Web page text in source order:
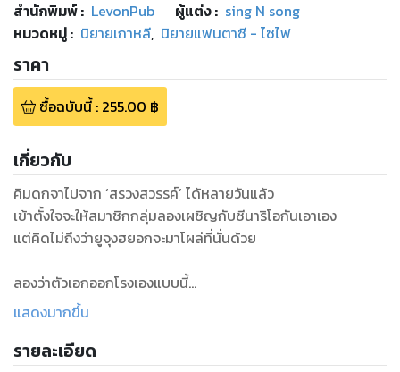
สำนักพิมพ์: LevonPub ผู้แต่ง : sing N song
หมวดหมู่: นิยายเกาหลี, นิยายแฟนตาซี - ไซไฟ
ราคา
ซื้อฉบับนี้: 255.00 ฿
เกี่ยวกับ
คิมดกจาไปจาก ‘สรวงสวรรค์’ ได้หลายวันแล้ว
เข้าตั้งใจจะให้สมาชิกกลุ่มลองเผชิญกับซีนาริโอกันเอาเอง
แต่คิดไม่ถึงว่ายูจุงฮยอกจะมาโผล่ที่นั่นด้วย
ลองว่าตัวเอกออกโรงเองแบบนี้
ก็การันตีความปลอดภัยของสมาชิกกลุ่มได้แล้ว
เมื่อข้อความแห่งโชคชะตาดังย้ำๆ อยู่นั่นแหละว่า...
แสดงมากขึ้น
รายละเอียด